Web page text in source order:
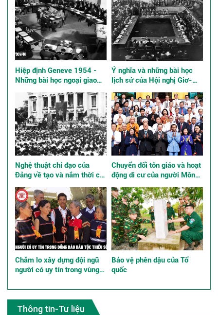
Hiệp định Geneve 1954 -
Những bài học ngoại giao
Ý nghĩa và những bài học
lịch sử của Hội nghị Giơ-
1954
Nghệ thuật chỉ đạo của
Đảng về tạo và nắm thời cơ,
mạng Tháng Tám năm 1945
Chuyển đổi tôn giáo và hoạt
động di cư của người Mông
Chăm lo xây dựng đội ngũ
người có uy tín trong vùng
góp phần thực hiện tốt chính
sách dân tộc
Bảo vệ phên dậu của Tổ
quốc
Thông tin-Tư liệu